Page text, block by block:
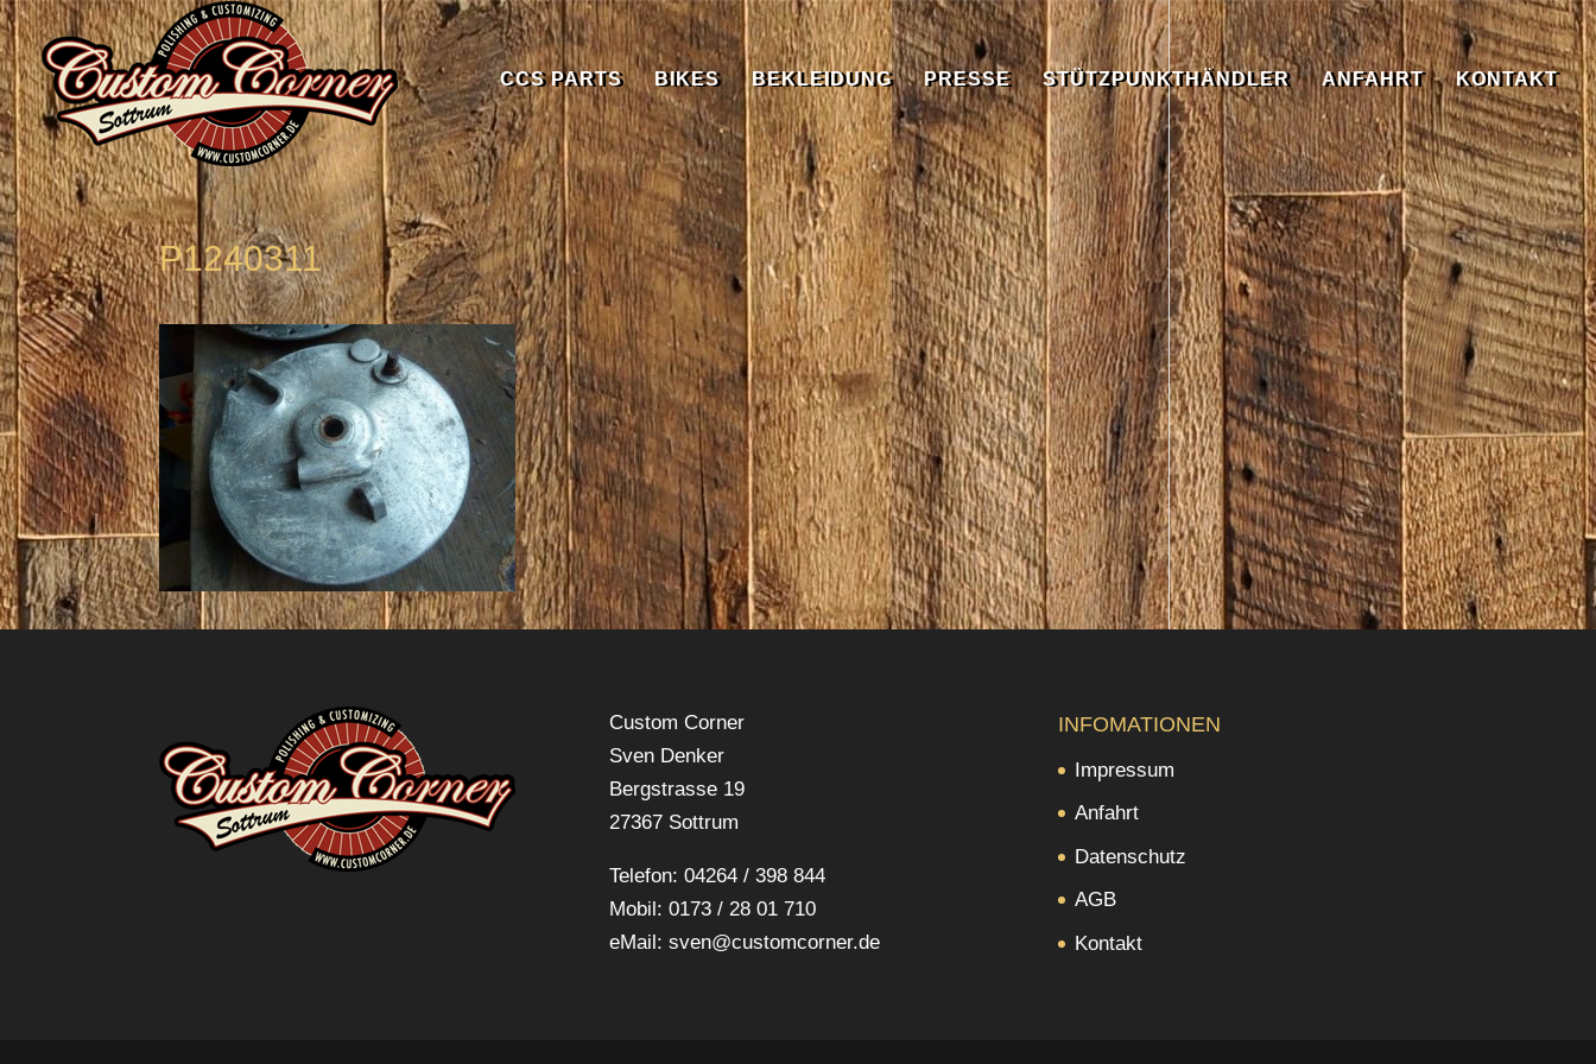
CCS PARTS BIKES BEKLEIDUNG PRESSE STÜTZPUNKTHÄNDLER ANFAHRT KONTAKT
P1240311
Custom Corner
Sven Denker
Bergstrasse 19
27367 Sottrum
Telefon: 04264 / 398 844
Mobil: 0173 / 28 01 710
eMail: sven@customcorner.de
INFOMATIONEN
Impressum
Anfahrt
Datenschutz
AGB
Kontakt